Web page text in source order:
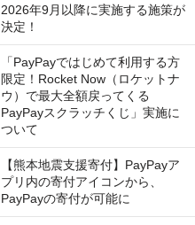
2026年9月以降に実施する施策が
決定！
「PayPayではじめて利用する方
限定！Rocket Now（ロケットナ
ウ）で最大全額戻ってくる
PayPayスクラッチくじ」実施に
ついて
【熊本地震支援寄付】PayPayア
プリ内の寄付アイコンから、
PayPayの寄付が可能に